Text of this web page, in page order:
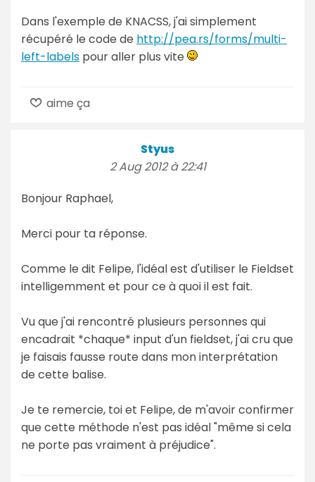
Dans l'exemple de KNACSS, j'ai simplement
récupéré le code de http://pea.rs/forms/multi-
left-labels pour aller plus vite
aime ça
Styus
2 Aug 2012 à 22:41
Bonjour Raphael,
Merci pour ta réponse.
Comme le dit Felipe, l'idéal est d'utiliser le Fieldset
intelligemment et pour ce à quoi il est fait.
Vu que j'ai rencontré plusieurs personnes qui
encadrait *chaque* input d'un fieldset, j'ai cru que
je faisais fausse route dans mon interprétation
de cette balise.
Je te remercie, toi et Felipe, de m'avoir confirmer
que cette méthode n'est pas idéal "même si cela
ne porte pas vraiment à préjudice".